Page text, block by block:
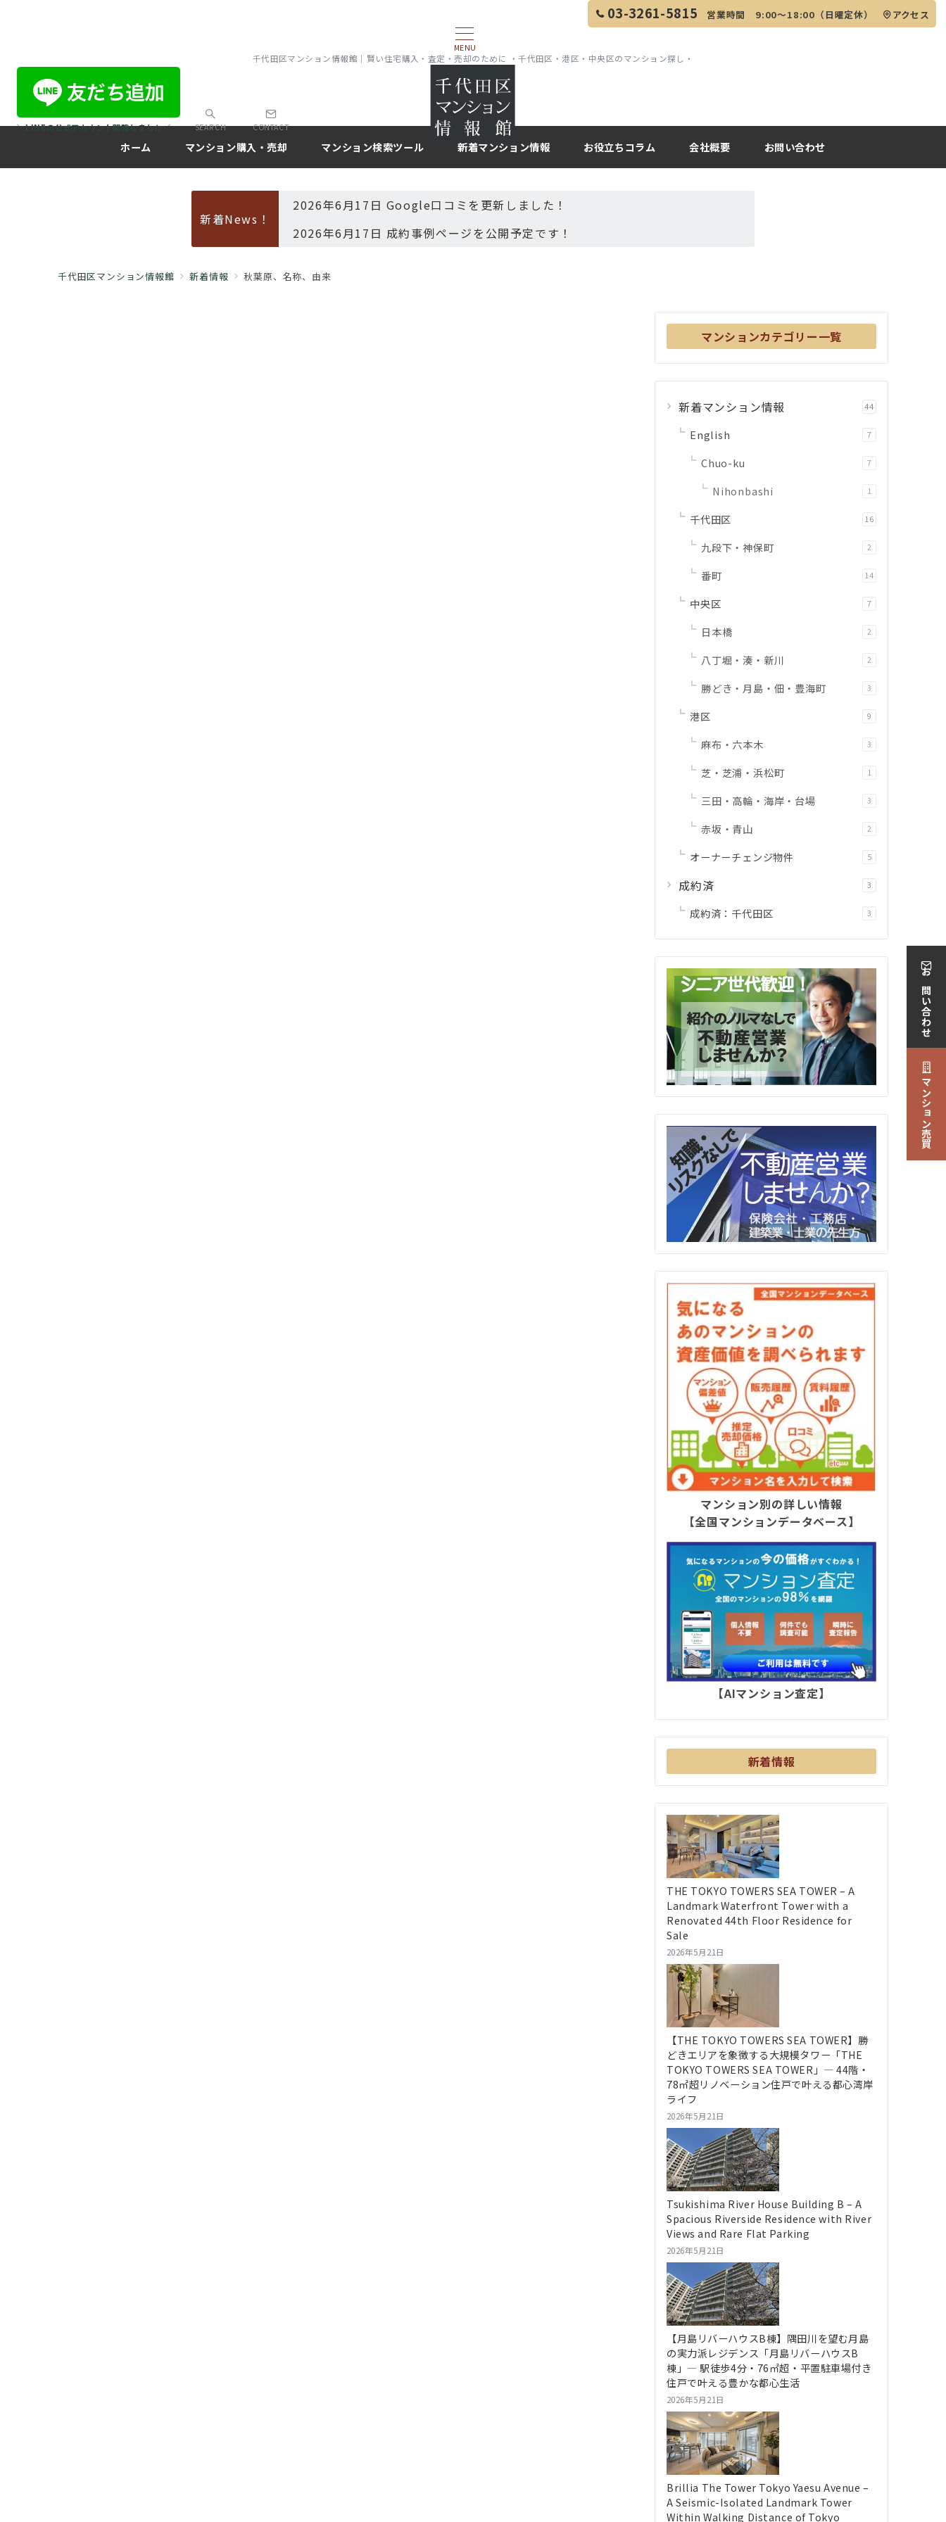
03-3261-5815 営業時間 9:00～18:00（日曜定休） アクセス
MENU
千代田区マンション情報館｜賢い住宅購入・査定・売却のために ・千代田区・港区・中央区のマンション探し・
＼LINEの公式アカウント開設しました／ SEARCH CONTACT
ホーム マンション購入・売却 マンション検索ツール 新着マンション情報 お役立ちコラム 会社概要 お問い合わせ
新着News！
2026年6月17日 Google口コミを更新しました！
2026年6月17日 成約事例ページを公開予定です！
千代田区マンション情報館 新着情報 秋葉原、名称、由来
マンションカテゴリー一覧
新着マンション情報 44
English 7
Chuo-ku 7
Nihonbashi 1
千代田区 16
九段下・神保町 2
番町 14
中央区 7
日本橋 2
八丁堀・湊・新川 2
勝どき・月島・佃・豊海町 3
港区 9
麻布・六本木 3
芝・芝浦・浜松町 1
三田・高輪・海岸・台場 3
赤坂・青山 2
オーナーチェンジ物件 5
成約済 3
成約済：千代田区 3
マンション別の詳しい情報
【全国マンションデータベース】
【AIマンション査定】
新着情報
THE TOKYO TOWERS SEA TOWER – A
Landmark Waterfront Tower with a
Renovated 44th Floor Residence for
Sale
2026年5月21日
【THE TOKYO TOWERS SEA TOWER】勝
どきエリアを象徴する大規模タワー「THE
TOKYO TOWERS SEA TOWER」― 44階・
78㎡超リノベーション住戸で叶える都心湾岸
ライフ
2026年5月21日
Tsukishima River House Building B – A
Spacious Riverside Residence with River
Views and Rare Flat Parking
2026年5月21日
【月島リバーハウスB棟】隅田川を望む月島
の実力派レジデンス「月島リバーハウスB
棟」― 駅徒歩4分・76㎡超・平置駐車場付き
住戸で叶える豊かな都心生活
2026年5月21日
Brillia The Tower Tokyo Yaesu Avenue –
A Seismic-Isolated Landmark Tower
Within Walking Distance of Tokyo
お問い合わせ
マンション売買